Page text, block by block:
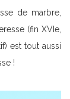
de marbre,
(fin XVIe,
est tout aussi
!